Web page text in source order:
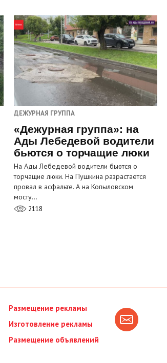
ДЕЖУРНАЯ ГРУППА
«Дежурная группа»: на
Ады Лебедевой водители
бьются о торчащие люки
На Ады Лебедевой водители бьются о
торчащие люки. На Пушкина разрастается
провал в асфальте. А на Копыловском
мосту…
2118
Размещение рекламы
Изготовление рекламы
Размещение объявлений